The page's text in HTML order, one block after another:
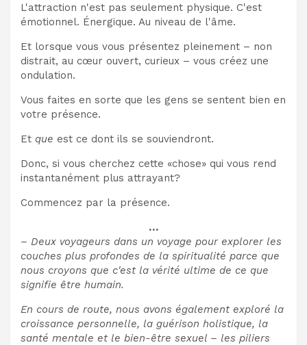
L'attraction n'est pas seulement physique. C'est
émotionnel. Énergique. Au niveau de l'âme.
Et lorsque vous vous présentez pleinement – non
distrait, au cœur ouvert, curieux – vous créez une
ondulation.
Vous faites en sorte que les gens se sentent bien en
votre présence.
Et que est ce dont ils se souviendront.
Donc, si vous cherchez cette «chose» qui vous rend
instantanément plus attrayant?
Commencez par la présence.
…
– Deux voyageurs dans un voyage pour explorer les
couches plus profondes de la spiritualité parce que
nous croyons que c'est la vérité ultime de ce que
signifie être humain.
En cours de route, nous avons également exploré la
croissance personnelle, la guérison holistique, la
santé mentale et le bien-être sexuel – les piliers